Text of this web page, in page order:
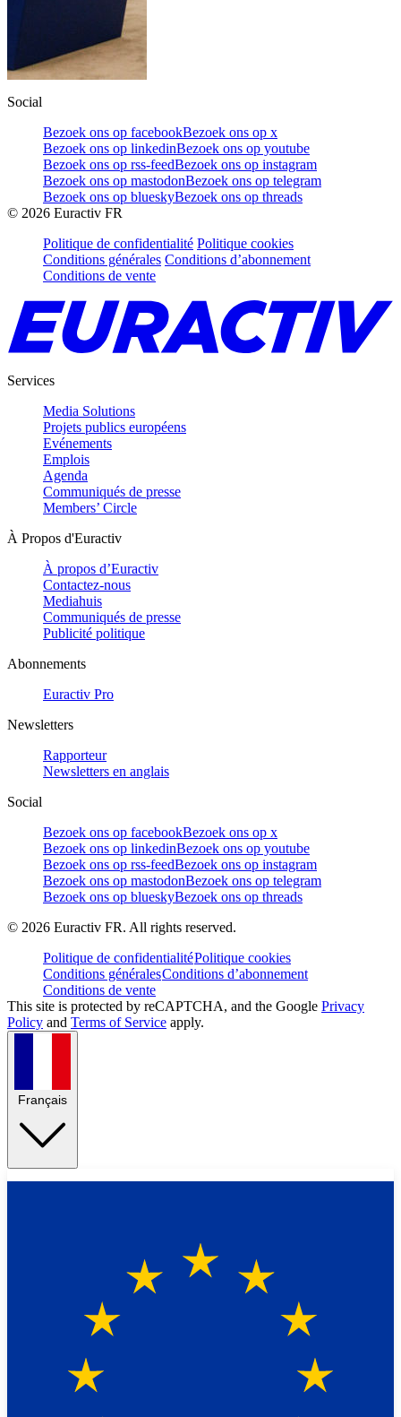
Social
Bezoek ons op facebookBezoek ons op x
Bezoek ons op linkedinBezoek ons op youtube
Bezoek ons op rss-feedBezoek ons op instagram
Bezoek ons op mastodonBezoek ons op telegram
Bezoek ons op blueskyBezoek ons op threads
© 2026 Euractiv FR
Politique de confidentialité Politique cookies
Conditions générales Conditions d’abonnement
Conditions de vente
Services
Media Solutions
Projets publics européens
Evénements
Emplois
Agenda
Communiqués de presse
Members’ Circle
À Propos d'Euractiv
À propos d’Euractiv
Contactez-nous
Mediahuis
Communiqués de presse
Publicité politique
Abonnements
Euractiv Pro
Newsletters
Rapporteur
Newsletters en anglais
Social
Bezoek ons op facebookBezoek ons op x
Bezoek ons op linkedinBezoek ons op youtube
Bezoek ons op rss-feedBezoek ons op instagram
Bezoek ons op mastodonBezoek ons op telegram
Bezoek ons op blueskyBezoek ons op threads
© 2026 Euractiv FR. All rights reserved.
Politique de confidentialitéPolitique cookies
Conditions généralesConditions d’abonnement
Conditions de vente
This site is protected by reCAPTCHA, and the Google Privacy
Policy and Terms of Service apply.
Français